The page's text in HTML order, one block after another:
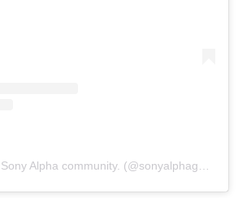
Публикация от The Sony Alpha community. (@sonyalphagallery)